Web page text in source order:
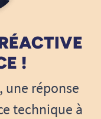
!
réponse
technique à